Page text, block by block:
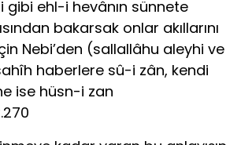
ehl-i hevânın sünnete
bakarsak onlar akıllarını
Nebi’den (sallallâhu aleyhi ve
haberlere sû-i zân, kendi
ise hüsn-i zan